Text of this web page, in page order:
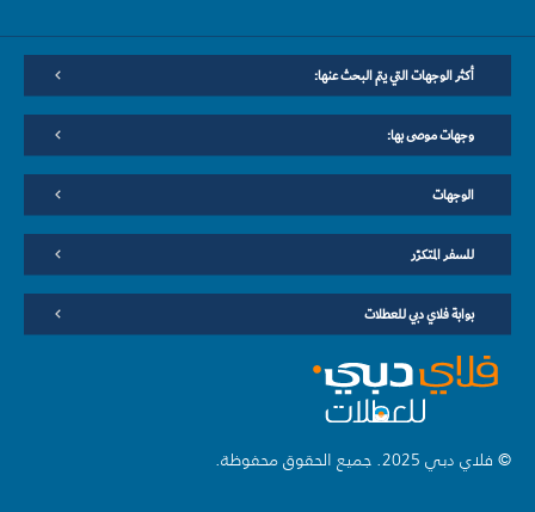
أكثر الوجهات التي يتم البحث عنها:
وجهات موصى بها:
الوجهات
للسفر المتكرّر
بوابة فلاي دبي للعطلات
© فلاي دبي 2025. جميع الحقوق محفوظة.